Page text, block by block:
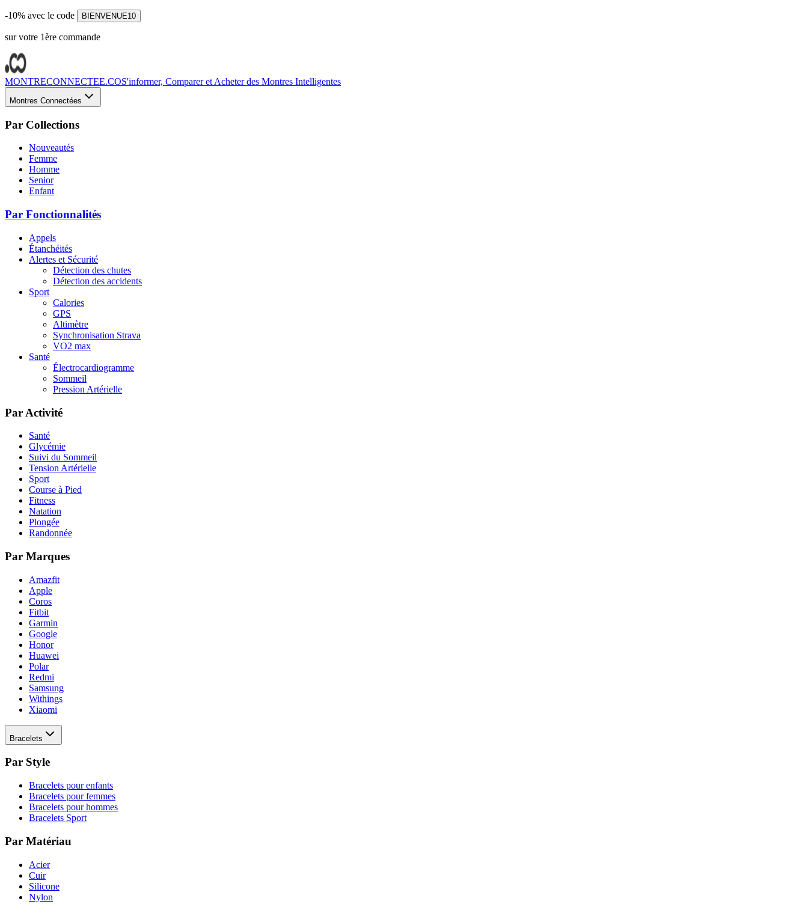
-10% avec le code BIENVENUE10
sur votre 1ère commande
MONTRECONNECTEE.COS'informer, Comparer et Acheter des Montres Intelligentes
Montres Connectées
Par Collections
Nouveautés
Femme
Homme
Senior
Enfant
Par Fonctionnalités
Appels
Étanchéités
Alertes et Sécurité
Détection des chutes
Détection des accidents
Sport
Calories
GPS
Altimètre
Synchronisation Strava
VO2 max
Santé
Électrocardiogramme
Sommeil
Pression Artérielle
Par Activité
Santé
Glycémie
Suivi du Sommeil
Tension Artérielle
Sport
Course à Pied
Fitness
Natation
Plongée
Randonnée
Par Marques
Amazfit
Apple
Coros
Fitbit
Garmin
Google
Honor
Huawei
Polar
Redmi
Samsung
Withings
Xiaomi
Bracelets
Par Style
Bracelets pour enfants
Bracelets pour femmes
Bracelets pour hommes
Bracelets Sport
Par Matériau
Acier
Cuir
Silicone
Nylon